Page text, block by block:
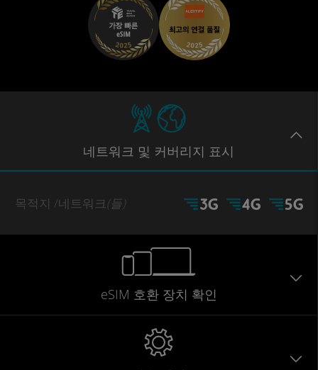
네트워크 및 커버리지 표시
목적지 /네트워크(들)
eSIM 호환 장치 확인